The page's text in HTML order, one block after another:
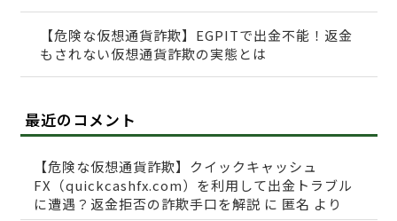
【危険な仮想通貨詐欺】EGPITで出金不能！返金
もされない仮想通貨詐欺の実態とは
最近のコメント
【危険な仮想通貨詐欺】クイックキャッシュ
FX（quickcashfx.com）を利用して出金トラブル
に遭遇？返金拒否の詐欺手口を解説 に 匿名 より